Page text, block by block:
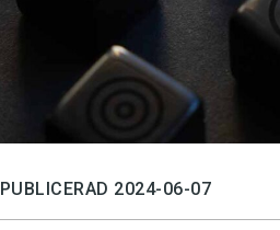
PUBLICERAD 2024-06-07